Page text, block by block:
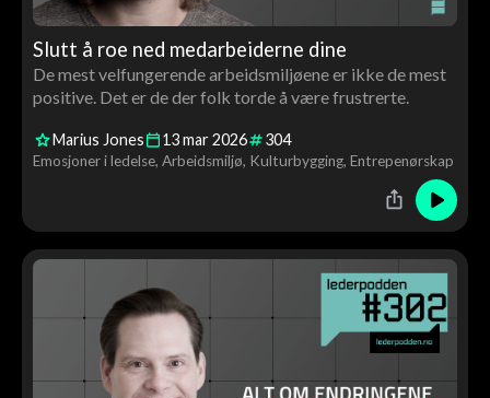
Slutt å roe ned medarbeiderne dine
De mest velfungerende arbeidsmiljøene er ikke de mest
positive. Det er de der folk torde å være frustrerte.
Marius Jones 13mar2026 304
Emosjoner i ledelse Arbeidsmiljø Kulturbygging Entrepenørskap